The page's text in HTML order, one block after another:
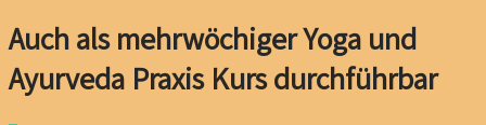
Auch als mehrwöchiger Yoga und
Ayurveda Praxis Kurs durchführbar